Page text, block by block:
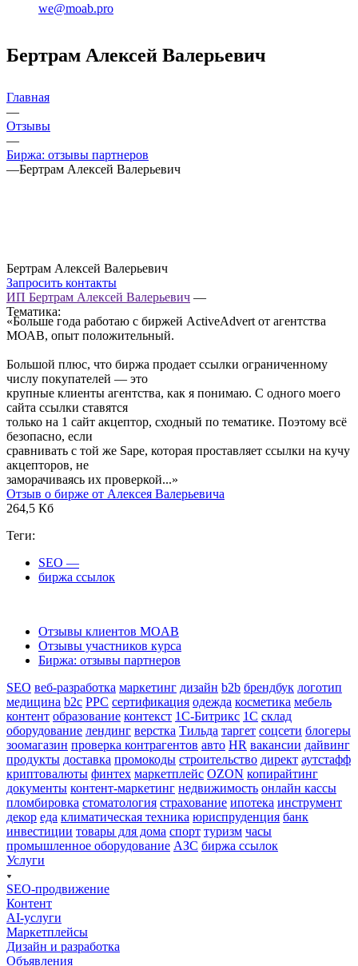
we@moab.pro
Бертрам Алексей Валерьевич
Главная
—
Отзывы
—
Биржа: отзывы партнеров
—Бертрам Алексей Валерьевич
Бертрам Алексей Валерьевич
Запросить контакты
ИП Бертрам Алексей Валерьевич —
Тематика:
«Больше года работаю с биржей ActiveAdvert от агентства
МОАВ, опыт положительный.
Большой плюс, что биржа продает ссылки ограниченному
числу покупателей — это
крупные клиенты агентства, как я понимаю. С одного моего
сайта ссылки ставятся
только на 1 сайт акцептор, сходный по тематике. Поэтому всё
безопасно, если
сравнивать с той же Sape, которая проставляет ссылки на кучу
акцепторов, не
заморачиваясь их проверкой...»
Отзыв о бирже от Алексея Валерьевича
264,5 Кб
Теги:
SEO —
биржа ссылок
Отзывы клиентов MOAB
Отзывы участников курса
Биржа: отзывы партнеров
SEO веб-разработка маркетинг дизайн b2b брендбук логотип
медицина b2c PPC сертификация одежда косметика мебель
контент образование контекст 1С-Битрикс 1С склад
оборудование лендинг верстка Тильда таргет соцсети блогеры
зоомагазин проверка контрагентов авто HR вакансии дайвинг
продукты доставка промокоды строительство директ аутстафф
криптовалюты финтех маркетплейс OZON копирайтинг
документы контент-маркетинг недвижимость онлайн кассы
пломбировка стоматология страхование ипотека инструмент
декор еда климатическая техника юриспруденция банк
инвестиции товары для дома спорт туризм часы
промышленное оборудование АЗС биржа ссылок
Услуги
SEO-продвижение
Контент
AI-услуги
Маркетплейсы
Дизайн и разработка
Объявления